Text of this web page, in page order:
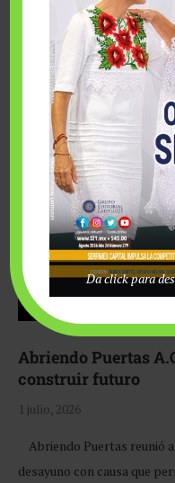
Fairmont Mayakoba y
esfuerzos para hacer
Abriendo Puertas
construir futuro
1 julio, 2026
Abriendo Puertas reunió
desayuno con causa que
Da click para